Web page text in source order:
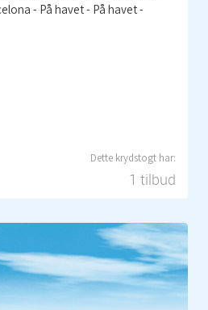
- På havet - På havet -
1 tilbud